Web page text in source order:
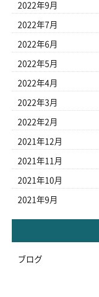
2022年9月
2022年7月
2022年6月
2022年5月
2022年4月
2022年3月
2022年2月
2021年12月
2021年11月
2021年10月
2021年9月
ブログ